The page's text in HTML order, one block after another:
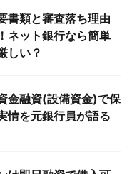
書類と審査落ち理由
ネット銀行なら簡単
しい？
金融資(設備資金)で保
情を元銀行員が語る